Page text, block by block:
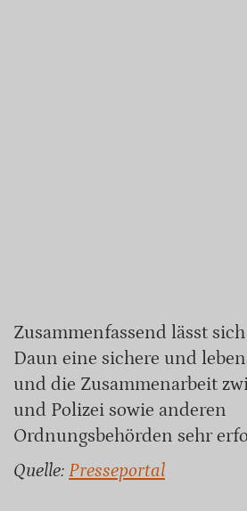
Zusammenfassend lässt
Daun eine sichere und
und die Zusammenarbeit
und Polizei sowie anderen
Ordnungsbehörden sehr
Quelle: Presseportal